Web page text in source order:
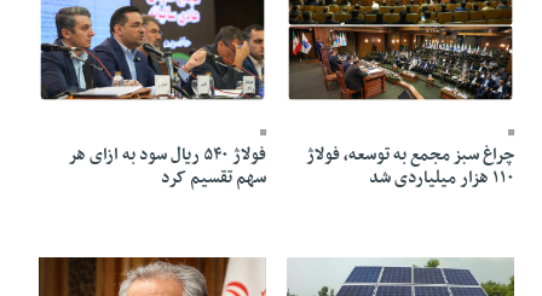
31 Tir 1405 - 23:31
چراغ سبز مجمع به توسعه، فولاژ
۱۱۰ هزار میلیاردی شد
31 Tir 1405 - 23:29
فولاژ ۵۴۰ ریال سود به ازای هر
سهم تقسیم کرد